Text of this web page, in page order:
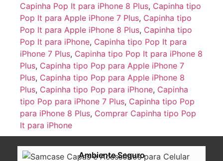
Capinha Pop It para iPhone 8 Plus, Capinha tipo
Pop It para Apple iPhone 7 Plus, Capinha tipo
Pop It para Apple iPhone 8 Plus, Capinha tipo
Pop It para iPhone, Capinha tipo Pop It para
iPhone 7 Plus, Capinha tipo Pop It para iPhone 8
Plus, Capinha tipo Pop para Apple iPhone 7
Plus, Capinha tipo Pop para Apple iPhone 8
Plus, Capinha tipo Pop para iPhone, Capinha
tipo Pop para iPhone 7 Plus, Capinha tipo Pop
para iPhone 8 Plus, Comprar Capinha tipo Pop
It para iPhone
Ambiente Seguro